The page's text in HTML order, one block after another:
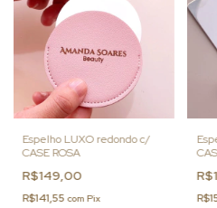
Espelho LUXO redondo c/
CASE ROSA
R$149,00
R$141,55com Pix